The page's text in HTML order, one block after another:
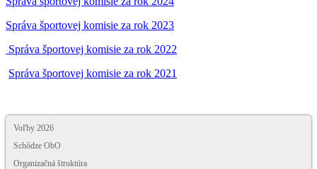
Správa športovej komisie za rok 2023
Správa športovej komisie za rok 2022
Správa športovej komisie za rok 2021
Voľby 2026
Schôdze ObO
Organizačná štruktúra